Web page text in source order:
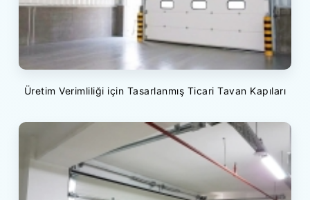
Üretim Verimliliği için Tasarlanmış Ticari Tavan Kapıları